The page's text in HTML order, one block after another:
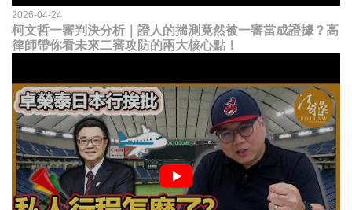
2026-04-24
柯文哲一審判決分析｜證人的揣測竟然被一審當成證據？高
律師帶你看未來二審攻防的兩大核心點！